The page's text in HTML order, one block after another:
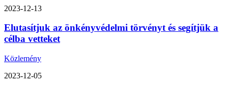
2023-12-13
Elutasítjuk az önkényvédelmi törvényt és segítjük a
célba vetteket
Közlemény
2023-12-05